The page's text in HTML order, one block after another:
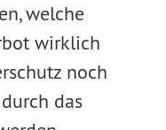
welche
wirklich
noch
das